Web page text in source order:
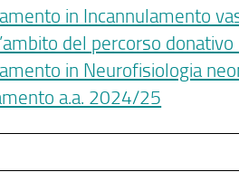
in Incannulamento
del percorso
in Neurofisiologia
a.a. 2024/25